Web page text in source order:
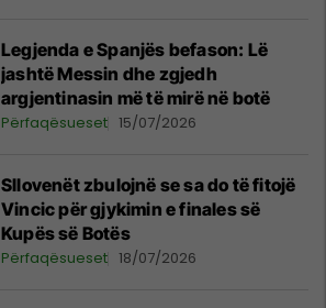
Legjenda e Spanjës befason: Lë
jashtë Messin dhe zgjedh
argjentinasin më të mirë në botë
Përfaqësueset 15/07/2026
Sllovenët zbulojnë se sa do të fitojë
Vincic për gjykimin e finales së
Kupës së Botës
Përfaqësueset 18/07/2026